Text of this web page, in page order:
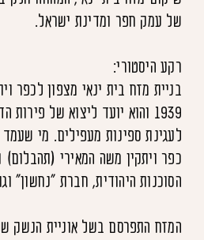
של עמק חפר ומדינת ישראל.
רקע היסטורי:
בניית מזח בית ינאי מצפון לכפר
1939 והוא יועד ליצוא של
לעגינת ספינות מעפילים. מי
כפר ויתקין משה המאירי
הסוכנות היהודית, חברת "נחשון"
המזח התפרסם בשל אוניית הנשק